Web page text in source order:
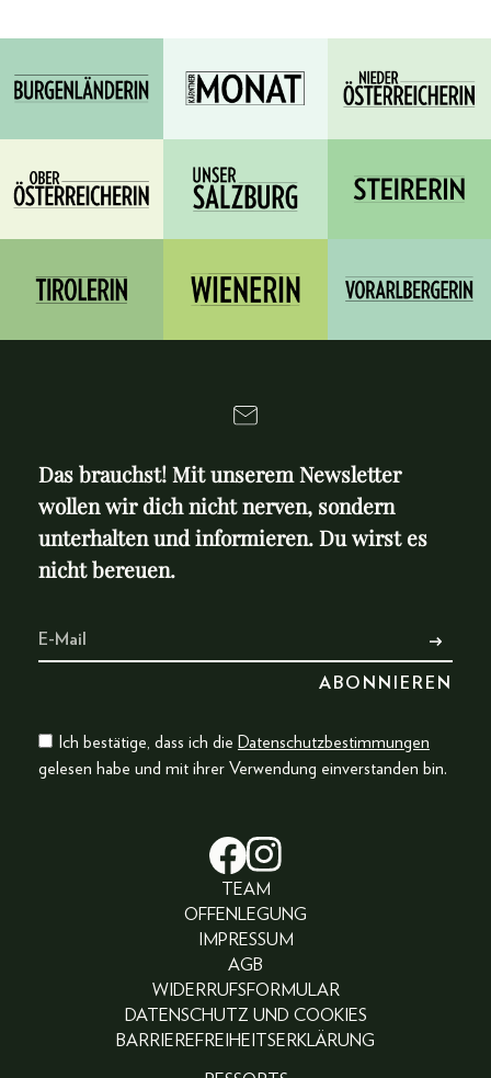
Das brauchst! Mit unserem Newsletter
wollen wir dich nicht nerven, sondern
unterhalten und informieren. Du wirst es
nicht bereuen.
Ich bestätige, dass ich die Datenschutzbestimmungen
gelesen habe und mit ihrer Verwendung einverstanden bin.
TEAM
OFFENLEGUNG
IMPRESSUM
AGB
WIDERRUFSFORMULAR
DATENSCHUTZ UND COOKIES
BARRIEREFREIHEITSERKLÄRUNG